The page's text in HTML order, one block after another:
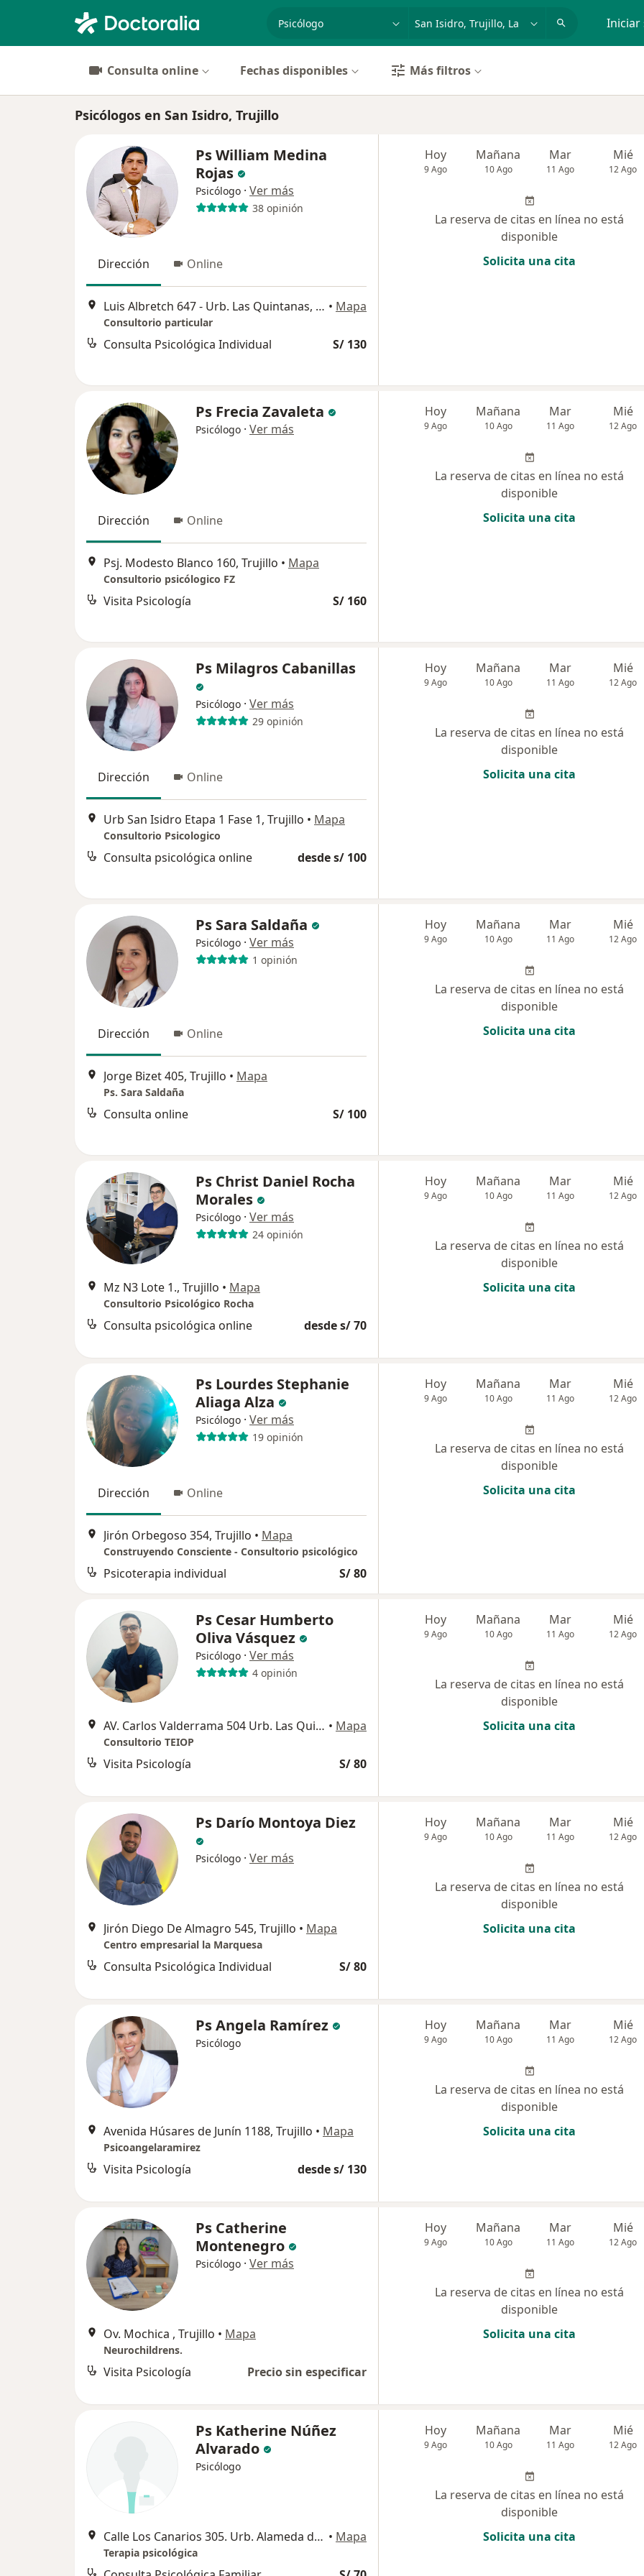
especialidad, enfermedad o nombre Iniciar
Consulta online Fechas disponibles Más filtros
Psicólogos en San Isidro, Trujillo
Ps William Medina
Rojas
Psicólogo · Ver más
38 opinión
Dirección Online
Luis Albretch 647 - Urb. Las Quintanas, Trujillo • Mapa
Consultorio particular
Consulta Psicológica Individual S/ 130
Hoy
9 Ago
Mañana
10 Ago
Mar
11 Ago
Mié
12 Ago
La reserva de citas en línea no está
disponible
Solicita una cita
Ps Frecia Zavaleta
Psicólogo · Ver más
Dirección Online
Psj. Modesto Blanco 160, Trujillo • Mapa
Consultorio psicólogico FZ
Visita Psicología S/ 160
Hoy
9 Ago
Mañana
10 Ago
Mar
11 Ago
Mié
12 Ago
La reserva de citas en línea no está
disponible
Solicita una cita
Ps Milagros Cabanillas
Psicólogo · Ver más
29 opinión
Dirección Online
Urb San Isidro Etapa 1 Fase 1, Trujillo • Mapa
Consultorio Psicologico
Consulta psicológica online desde s/ 100
Hoy
9 Ago
Mañana
10 Ago
Mar
11 Ago
Mié
12 Ago
La reserva de citas en línea no está
disponible
Solicita una cita
Ps Sara Saldaña
Psicólogo · Ver más
1 opinión
Dirección Online
Jorge Bizet 405, Trujillo • Mapa
Ps. Sara Saldaña
Consulta online S/ 100
Hoy
9 Ago
Mañana
10 Ago
Mar
11 Ago
Mié
12 Ago
La reserva de citas en línea no está
disponible
Solicita una cita
Ps Christ Daniel Rocha
Morales
Psicólogo · Ver más
24 opinión
Mz N3 Lote 1., Trujillo • Mapa
Consultorio Psicológico Rocha
Consulta psicológica online desde s/ 70
Hoy
9 Ago
Mañana
10 Ago
Mar
11 Ago
Mié
12 Ago
La reserva de citas en línea no está
disponible
Solicita una cita
Ps Lourdes Stephanie
Aliaga Alza
Psicólogo · Ver más
19 opinión
Dirección Online
Jirón Orbegoso 354, Trujillo • Mapa
Construyendo Consciente - Consultorio psicológico
Psicoterapia individual S/ 80
Hoy
9 Ago
Mañana
10 Ago
Mar
11 Ago
Mié
12 Ago
La reserva de citas en línea no está
disponible
Solicita una cita
Ps Cesar Humberto
Oliva Vásquez
Psicólogo · Ver más
4 opinión
AV. Carlos Valderrama 504 Urb. Las Quintanas, Trujillo • Mapa
Consultorio TEIOP
Visita Psicología S/ 80
Hoy
9 Ago
Mañana
10 Ago
Mar
11 Ago
Mié
12 Ago
La reserva de citas en línea no está
disponible
Solicita una cita
Ps Darío Montoya Diez
Psicólogo · Ver más
Jirón Diego De Almagro 545, Trujillo • Mapa
Centro empresarial la Marquesa
Consulta Psicológica Individual S/ 80
Hoy
9 Ago
Mañana
10 Ago
Mar
11 Ago
Mié
12 Ago
La reserva de citas en línea no está
disponible
Solicita una cita
Ps Angela Ramírez
Psicólogo
Avenida Húsares de Junín 1188, Trujillo • Mapa
Psicoangelaramirez
Visita Psicología desde s/ 130
Hoy
9 Ago
Mañana
10 Ago
Mar
11 Ago
Mié
12 Ago
La reserva de citas en línea no está
disponible
Solicita una cita
Ps Catherine
Montenegro
Psicólogo · Ver más
Ov. Mochica , Trujillo • Mapa
Neurochildrens.
Visita Psicología Precio sin especificar
Hoy
9 Ago
Mañana
10 Ago
Mar
11 Ago
Mié
12 Ago
La reserva de citas en línea no está
disponible
Solicita una cita
Ps Katherine Núñez
Alvarado
Psicólogo
Calle Los Canarios 305. Urb. Alameda de San Andrés , Trujillo • Mapa
Terapia psicológica
Hoy
9 Ago
Mañana
10 Ago
Mar
11 Ago
Mié
12 Ago
La reserva de citas en línea no está
disponible
Solicita una cita